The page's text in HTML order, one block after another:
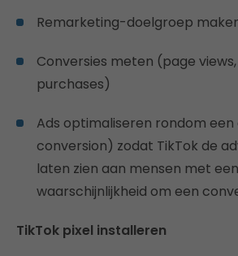
Remarketing-doelgroep
Conversies meten (page
purchases)
Ads optimaliseren rondom een
conversion) zodat TikTok de
laten zien aan mensen met
waarschijnlijkheid om een
TikTok pixel installeren